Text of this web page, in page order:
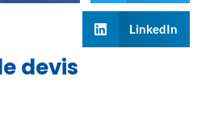
LinkedIn
devis